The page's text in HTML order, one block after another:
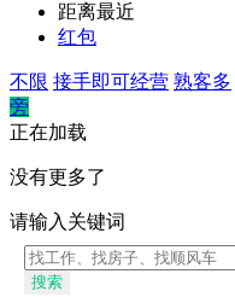
距离最近
红包
不限 接手即可经营 熟客多
旁
正在加载
没有更多了
请输入关键词
搜索